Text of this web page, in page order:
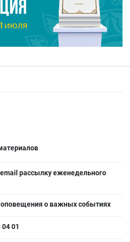
рассылку еженедельного
о важных событиях
01